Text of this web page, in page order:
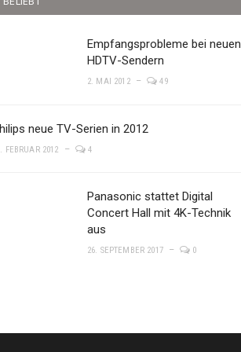
Empfangsprobleme bei neuen
HDTV-Sendern
2. MAI 2012 49
neue TV-Serien in 2012
FEBRUAR 2012 4
Panasonic stattet Digital
Concert Hall mit 4K-Technik
aus
26. SEPTEMBER 2017 0